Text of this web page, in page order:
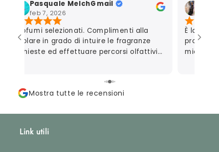
Pasquale MelchGmail
feb 7, 2026
Profumi selezionati. Complimenti alla
titolare in grado di intuire le fragranze
richieste ed effettuare percorsi olfattivi
È la
mio
riguarda
Mostra tutte le recensioni
Link utili